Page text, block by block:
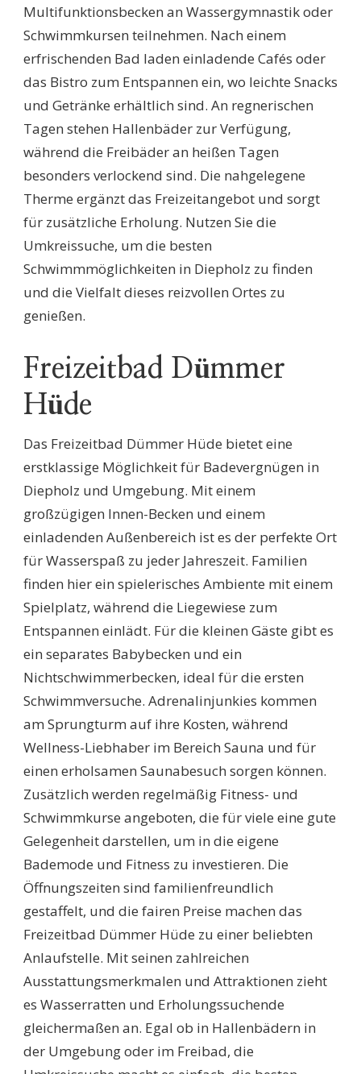
Multifunktionsbecken an Wassergymnastik oder
Schwimmkursen teilnehmen. Nach einem
erfrischenden Bad laden einladende Cafés oder
das Bistro zum Entspannen ein, wo leichte Snacks
und Getränke erhältlich sind. An regnerischen
Tagen stehen Hallenbäder zur Verfügung,
während die Freibäder an heißen Tagen
besonders verlockend sind. Die nahgelegene
Therme ergänzt das Freizeitangebot und sorgt
für zusätzliche Erholung. Nutzen Sie die
Umkreissuche, um die besten
Schwimmmöglichkeiten in Diepholz zu finden
und die Vielfalt dieses reizvollen Ortes zu
genießen.
Freizeitbad Dümmer
Hüde
Das Freizeitbad Dümmer Hüde bietet eine
erstklassige Möglichkeit für Badevergnügen in
Diepholz und Umgebung. Mit einem
großzügigen Innen-Becken und einem
einladenden Außenbereich ist es der perfekte Ort
für Wasserspaß zu jeder Jahreszeit. Familien
finden hier ein spielerisches Ambiente mit einem
Spielplatz, während die Liegewiese zum
Entspannen einlädt. Für die kleinen Gäste gibt es
ein separates Babybecken und ein
Nichtschwimmerbecken, ideal für die ersten
Schwimmversuche. Adrenalinjunkies kommen
am Sprungturm auf ihre Kosten, während
Wellness-Liebhaber im Bereich Sauna und für
einen erholsamen Saunabesuch sorgen können.
Zusätzlich werden regelmäßig Fitness- und
Schwimmkurse angeboten, die für viele eine gute
Gelegenheit darstellen, um in die eigene
Bademode und Fitness zu investieren. Die
Öffnungszeiten sind familienfreundlich
gestaffelt, und die fairen Preise machen das
Freizeitbad Dümmer Hüde zu einer beliebten
Anlaufstelle. Mit seinen zahlreichen
Ausstattungsmerkmalen und Attraktionen zieht
es Wasserratten und Erholungssuchende
gleichermaßen an. Egal ob in Hallenbädern in
der Umgebung oder im Freibad, die